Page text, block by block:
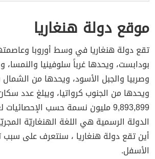
موقع دولة هنغاريا
تقع دولة هنغاريا في وسط أوروبا
بودابست، ويحدها غرباً سلوفينيا والنمسا،
وصربيا والجبل الأسود، ويحدها من الشمال
ويحدها من الجنوب كرواتيا، ويبلغ عدد
الدولة الرسمية هي اللغة الهنغاريّة
أين تقع دولة هنغاريا ، سنتعرف على سبب
الأسفل.